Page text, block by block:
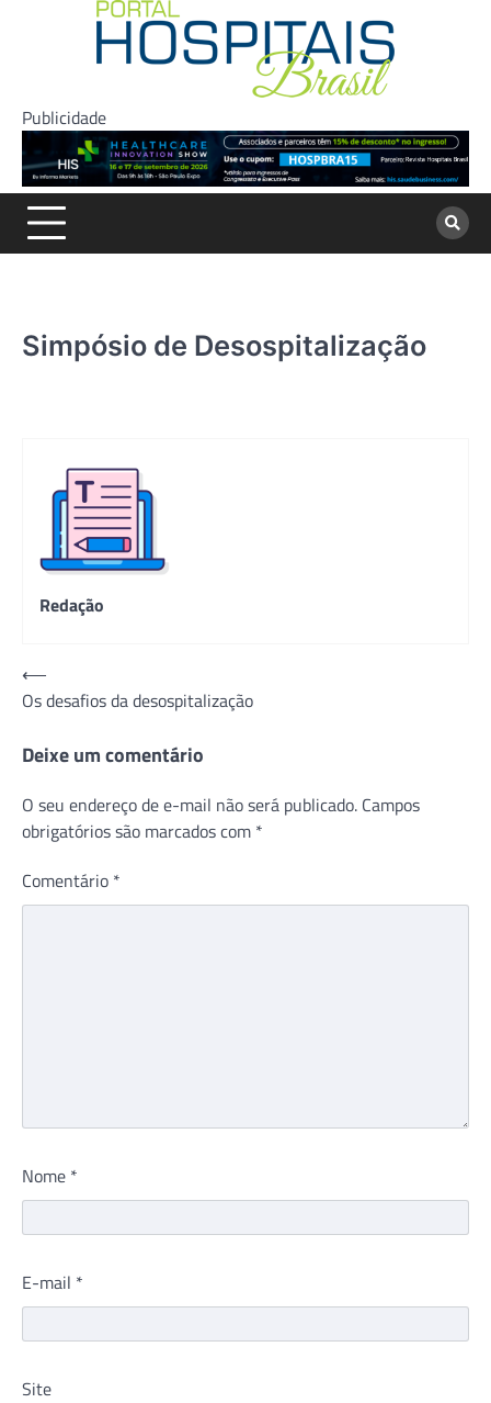
Publicidade
Simpósio de Desospitalização
Redação
Navegação
de
Post
⟵
Os desafios da desospitalização
Deixe um comentário
O seu endereço de e-mail não será publicado. Campos
obrigatórios são marcados com *
Comentário *
Nome *
E-mail *
Site